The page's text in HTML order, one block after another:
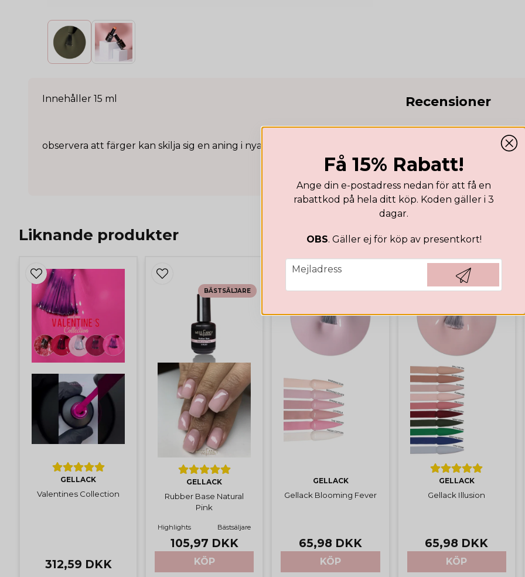
Innehåller 15 ml
observera att färger kan skilja sig en aning i nyans beroende på skärm.
Recensioner
Den bästa mörka höst
Liknande produkter
GELLACK
Valentines Collection
312,59 DKK
GELLACK
Rubber Base Natural
Pink
Highlights Bästsäljare
105,97 DKK
KÖP
BÄSTSÄLJARE
GELLACK
Gellack Blooming Fever
65,98 DKK
KÖP
GELLACK
Gellack Illusion
65,98 DKK
KÖP
Få 15% Rabatt!
Ange din e-postadress nedan för att få en
rabattkod på hela ditt köp. Koden gäller i 3
dagar.
OBS. Gäller ej för köp av presentkort!
email
Mejladress
Hämta kod